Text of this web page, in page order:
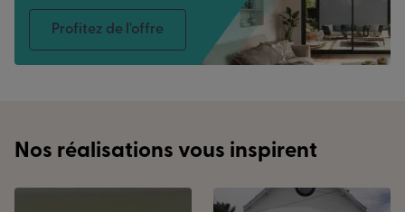
Profitez de l'offre
Nos réalisations vous inspirent